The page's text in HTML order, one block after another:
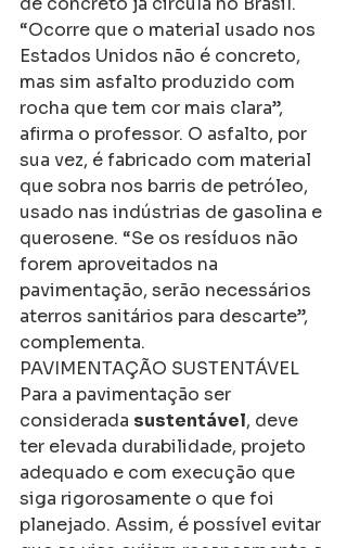
“Ocorre que o material usado nos
Estados Unidos não é concreto,
mas sim asfalto produzido com
rocha que tem cor mais clara”,
afirma o professor. O asfalto, por
sua vez, é fabricado com material
que sobra nos barris de petróleo,
usado nas indústrias de gasolina e
querosene. “Se os resíduos não
forem aproveitados na
pavimentação, serão necessários
aterros sanitários para descarte”,
complementa.
PAVIMENTAÇÃO SUSTENTÁVEL
Para a pavimentação ser
considerada sustentável, deve
ter elevada durabilidade, projeto
adequado e com execução que
siga rigorosamente o que foi
planejado. Assim, é possível evitar